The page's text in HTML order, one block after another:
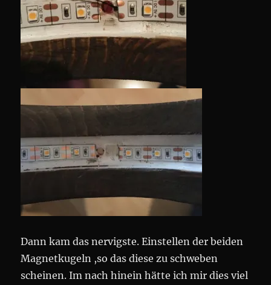
Dann kam das nervigste. Einstellen der beiden
Magnetkugeln ,so das diese zu schweben
scheinen. Im nach hinein hätte ich mir dies viel